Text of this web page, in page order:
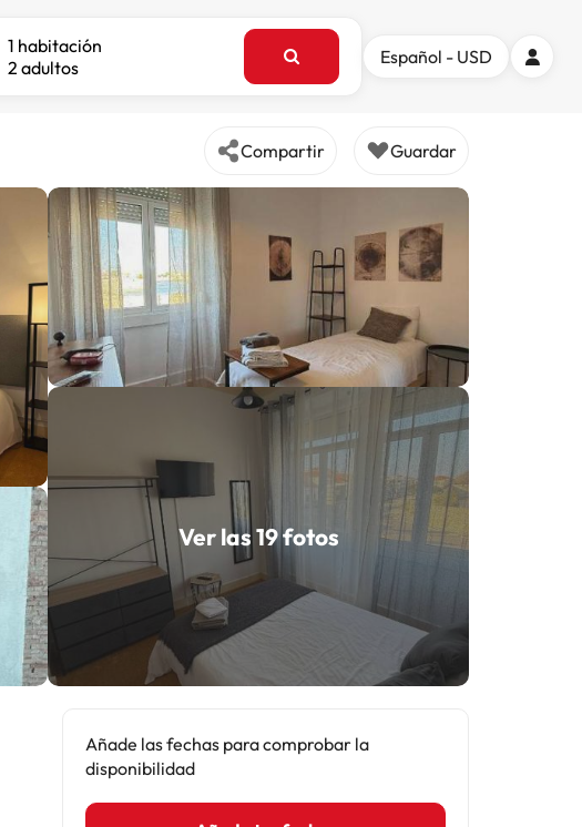
1 habitación
2 adultos
Español - USD
Compartir Guardar
Ver las 19 fotos
Añade las fechas para comprobar la
disponibilidad